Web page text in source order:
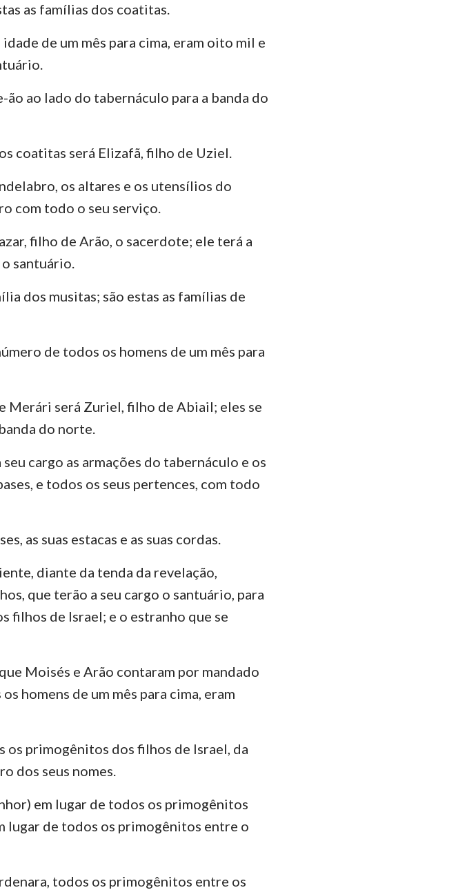
as famílias dos coatitas.
de um mês para cima, eram oito mil e
ao lado do tabernáculo para a banda do
coatitas será Elizafã, filho de Uziel.
os altares e os utensílios do
com todo o seu serviço.
filho de Arão, o sacerdote; ele terá a
santuário.
dos musitas; são estas as famílias de
de todos os homens de um mês para
Merári será Zuriel, filho de Abiail; eles se
do norte.
cargo as armações do tabernáculo e os
e todos os seus pertences, com todo
as suas estacas e as suas cordas.
diante da tenda da revelação,
que terão a seu cargo o santuário, para
filhos de Israel; e o estranho que se
Moisés e Arão contaram por mandado
homens de um mês para cima, eram
os primogênitos dos filhos de Israel, da
dos seus nomes.
em lugar de todos os primogênitos
lugar de todos os primogênitos entre o
todos os primogênitos entre os